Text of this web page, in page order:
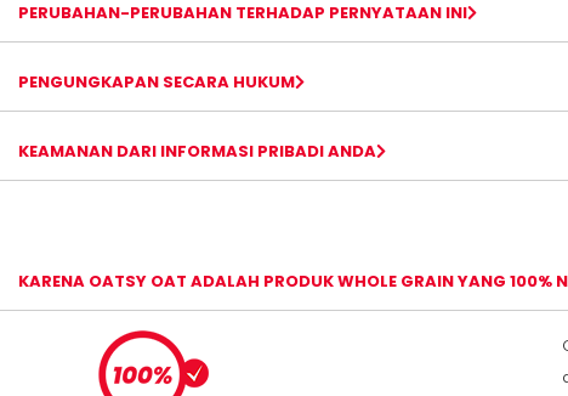
PERUBAHAN-PERUBAHAN TERHADAP PERNYATAAN INI
PENGUNGKAPAN SECARA HUKUM
KEAMANAN DARI INFORMASI PRIBADI ANDA
KARENA OATSY OAT ADALAH PRODUK WHOLE GRAIN YANG 100%